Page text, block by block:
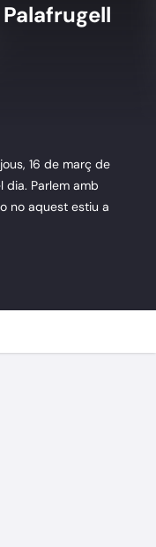
16 de març de
dia. Parlem amb
no aquest estiu a